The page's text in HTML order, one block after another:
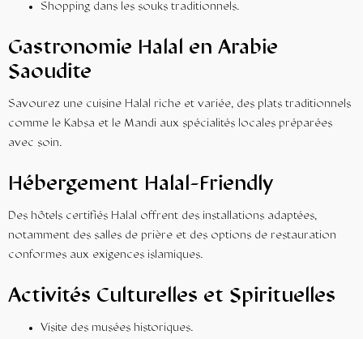
Shopping dans les souks traditionnels.
Gastronomie Halal en Arabie
Saoudite
Savourez une cuisine Halal riche et variée, des plats traditionnels
comme le Kabsa et le Mandi aux spécialités locales préparées
avec soin.
Hébergement Halal-Friendly
Des hôtels certifiés Halal offrent des installations adaptées,
notamment des salles de prière et des options de restauration
conformes aux exigences islamiques.
Activités Culturelles et Spirituelles
Visite des musées historiques.